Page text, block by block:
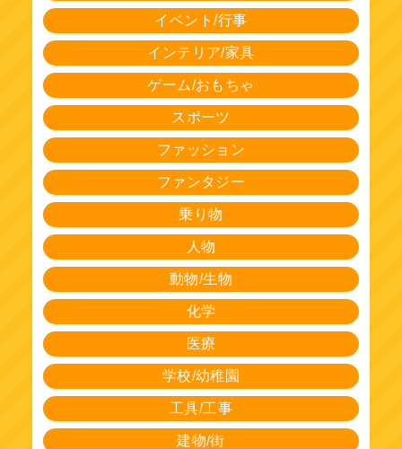
イベント/行事
インテリア/家具
ゲーム/おもちゃ
スポーツ
ファッション
ファンタジー
乗り物
人物
動物/生物
化学
医療
学校/幼稚園
工具/工事
建物/街